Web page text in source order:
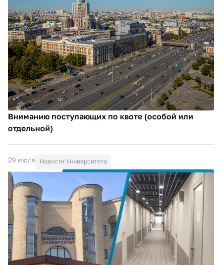
Вниманию поступающих по квоте (особой или
отдельной)
29 июля Новости Университета